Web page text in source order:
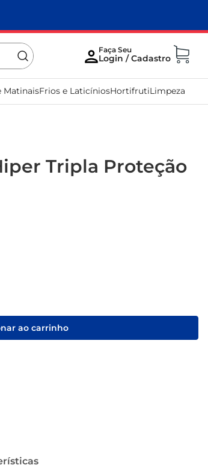
MatinaisFrios e LaticíniosHortifrutiLimpeza
Tripla Proteção
ao carrinho